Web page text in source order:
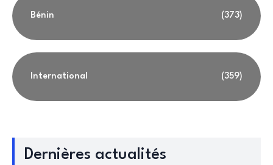
Bénin (373)
International (359)
Dernières actualités